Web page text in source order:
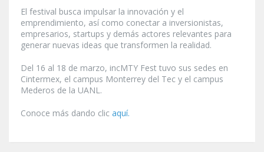
El festival busca impulsar la innovación y el
emprendimiento, así como conectar a inversionistas,
empresarios, startups y demás actores relevantes para
generar nuevas ideas que transformen la realidad.
Del 16 al 18 de marzo, incMTY Fest tuvo sus sedes en
Cintermex, el campus Monterrey del Tec y el campus
Mederos de la UANL.
Conoce más dando clic aquí.